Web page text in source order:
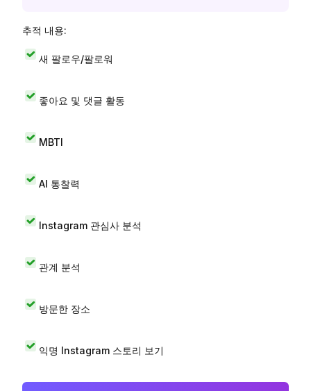
추적 내용:
새 팔로우/팔로워
좋아요 및 댓글 활동
MBTI
AI 통찰력
Instagram 관심사 분석
관계 분석
방문한 장소
익명 Instagram 스토리 보기